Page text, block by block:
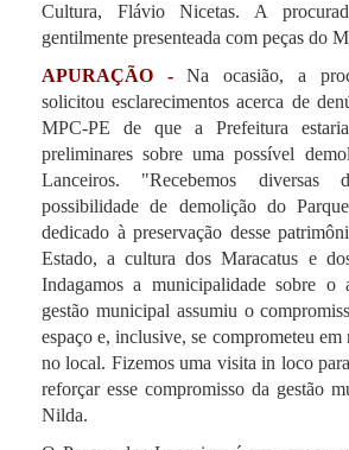
Cultura, Flávio Nicetas. A
gentilmente presenteada com peças do
APURAÇÃO -Na ocasião, a
solicitou esclarecimentos acerca de
MPC-PE de que a Prefeitura
preliminares sobre uma possível
Lanceiros. "Recebemos diversas
possibilidade de demolição do
dedicado à preservação desse
Estado, a cultura dos Maracatus e
Indagamos a municipalidade sobre o
gestão municipal assumiu o
espaço e, inclusive, se comprometeu
no local. Fizemos uma visita in loco
reforçar esse compromisso da gestão
Nilda.